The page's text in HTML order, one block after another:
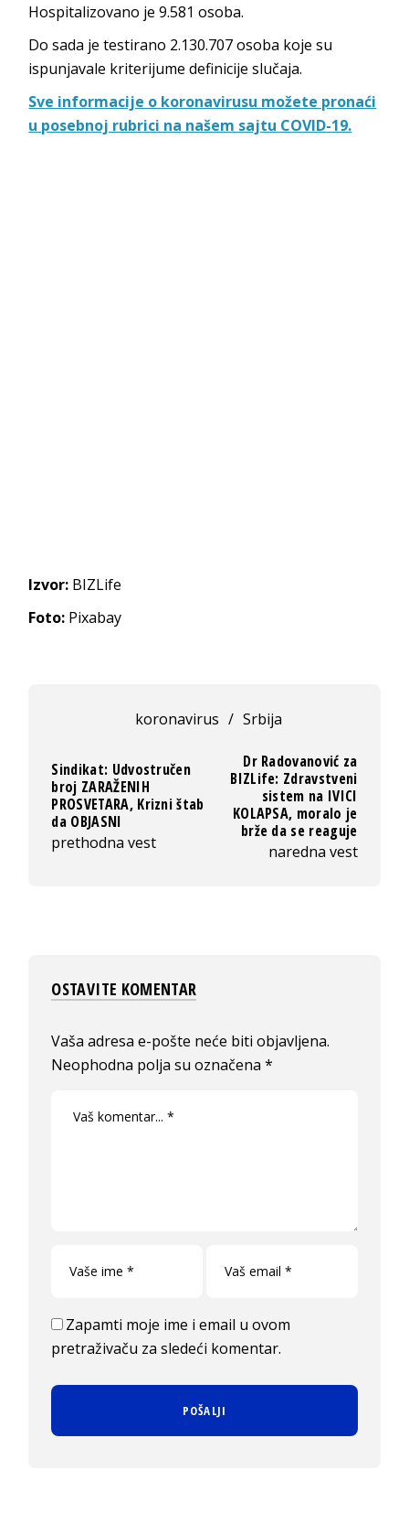
Hospitalizovano je 9.581 osoba.
Do sada je testirano 2.130.707 osoba koje su
ispunjavale kriterijume definicije slučaja.
Sve informacije o koronavirusu možete pronaći
u posebnoj rubrici na našem sajtu COVID-19.
Izvor: BIZLife
Foto: Pixabay
koronavirus / Srbija
Sindikat: Udvostručen
broj ZARAŽENIH
PROSVETARA, Krizni štab
da OBJASNI
prethodna vest
Dr Radovanović za
BIZLife: Zdravstveni
sistem na IVICI
KOLAPSA, moralo je
brže da se reaguje
naredna vest
OSTAVITE KOMENTAR
Vaša adresa e-pošte neće biti objavljena.
Neophodna polja su označena*
Zapamti moje ime i email u ovom
pretraživaču za sledeći komentar.